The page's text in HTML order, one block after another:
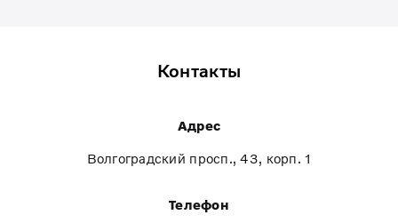
Контакты
Адрес
Волгоградский просп., 43, корп. 1
Телефон